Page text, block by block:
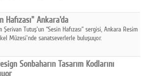
taşıyor.
Hafızası" Ankara'da
Şerivan Tutuş'un “Sesin Hafızası” sergisi, Ankara Resim
Müzesi'nde sanatseverlerle buluşuyor.
Sonbaharın Tasarım Kodlarını